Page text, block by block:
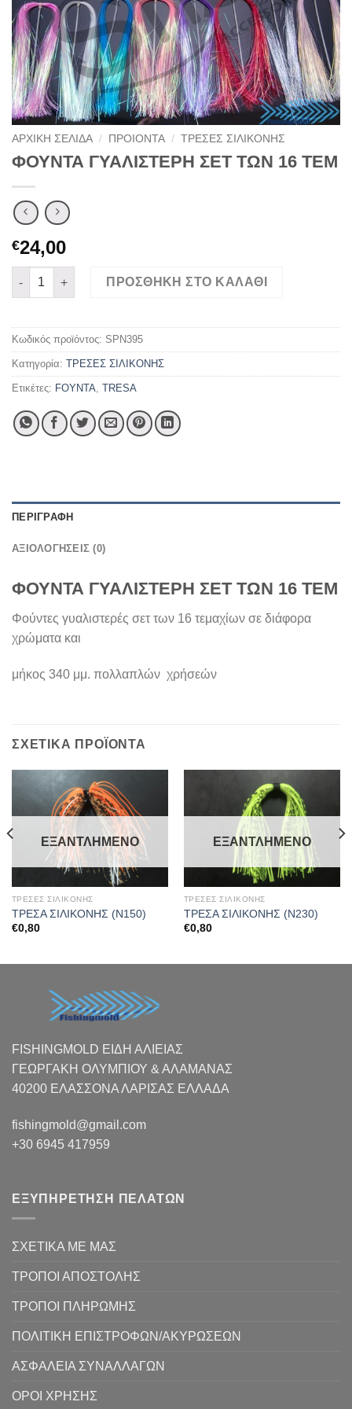
ΑΡΧΙΚΉ ΣΕΛΊΔΑ / ΠΡΟΙΟΝΤΑ / ΤΡΕΣΕΣ ΣΙΛΙΚΟΝΗΣ
ΦΟΥΝΤΑ ΓΥΑΛΙΣΤΕΡΗ ΣΕΤ ΤΩΝ 16 ΤΕΜ
€24,00
ΦΟΥΝΤΑ ΓΥΑΛΙΣΤΕΡΗ ΣΕΤ ΤΩΝ 16 ΤΕΜ ποσότητα
ΠΡΟΣΘΉΚΗ ΣΤΟ ΚΑΛΆΘΙ
Κωδικός προϊόντος: SPN395
Κατηγορία: ΤΡΕΣΕΣ ΣΙΛΙΚΟΝΗΣ
Ετικέτες: FOYNTA TRESA
ΠΕΡΙΓΡΑΦΉ
ΑΞΙΟΛΟΓΉΣΕΙΣ (0)
ΦΟΥΝΤΑ ΓΥΑΛΙΣΤΕΡΗ ΣΕΤ ΤΩΝ 16 ΤΕΜ
Φούντες γυαλιστερές σετ των 16 τεμαχίων σε διάφορα
χρώματα και
μήκος 340 μμ. πολλαπλών χρήσεών
ΣΧΕΤΙΚΆ ΠΡΟΪΌΝΤΑ
ΕΞΑΝΤΛΗΜΈΝΟ
ΤΡΕΣΕΣ ΣΙΛΙΚΟΝΗΣ
ΤΡΕΣΑ ΣΙΛΙΚΟΝΗΣ (Ν150)
€0,80
ΕΞΑΝΤΛΗΜΈΝΟ
ΤΡΕΣΕΣ ΣΙΛΙΚΟΝΗΣ
ΤΡΕΣΑ ΣΙΛΙΚΟΝΗΣ (Ν230)
€0,80
FISHINGMOLD ΕΙΔΗ ΑΛΙΕΙΑΣ
ΓΕΩΡΓΑΚΗ ΟΛΥΜΠΙΟΥ & ΑΛΑΜΑΝΑΣ
40200 ΕΛΑΣΣΟΝΑ ΛΑΡΙΣΑΣ EΛΛΑΔΑ
fishingmold@gmail.com
+30 6945 417959
ΕΞΥΠΗΡΕΤΗΣΗ ΠΕΛΑΤΩΝ
ΣΧΕΤΙΚΑ ΜΕ ΜΑΣ
ΤΡΟΠΟΙ ΑΠΟΣΤΟΛΗΣ
ΤΡΟΠΟΙ ΠΛΗΡΩΜΗΣ
ΠΟΛΙΤΙΚΗ ΕΠΙΣΤΡΟΦΩΝ/ΑΚΥΡΩΣΕΩΝ
ΑΣΦΑΛΕΙΑ ΣΥΝΑΛΛΑΓΩΝ
ΟΡΟΙ ΧΡΗΣΗΣ